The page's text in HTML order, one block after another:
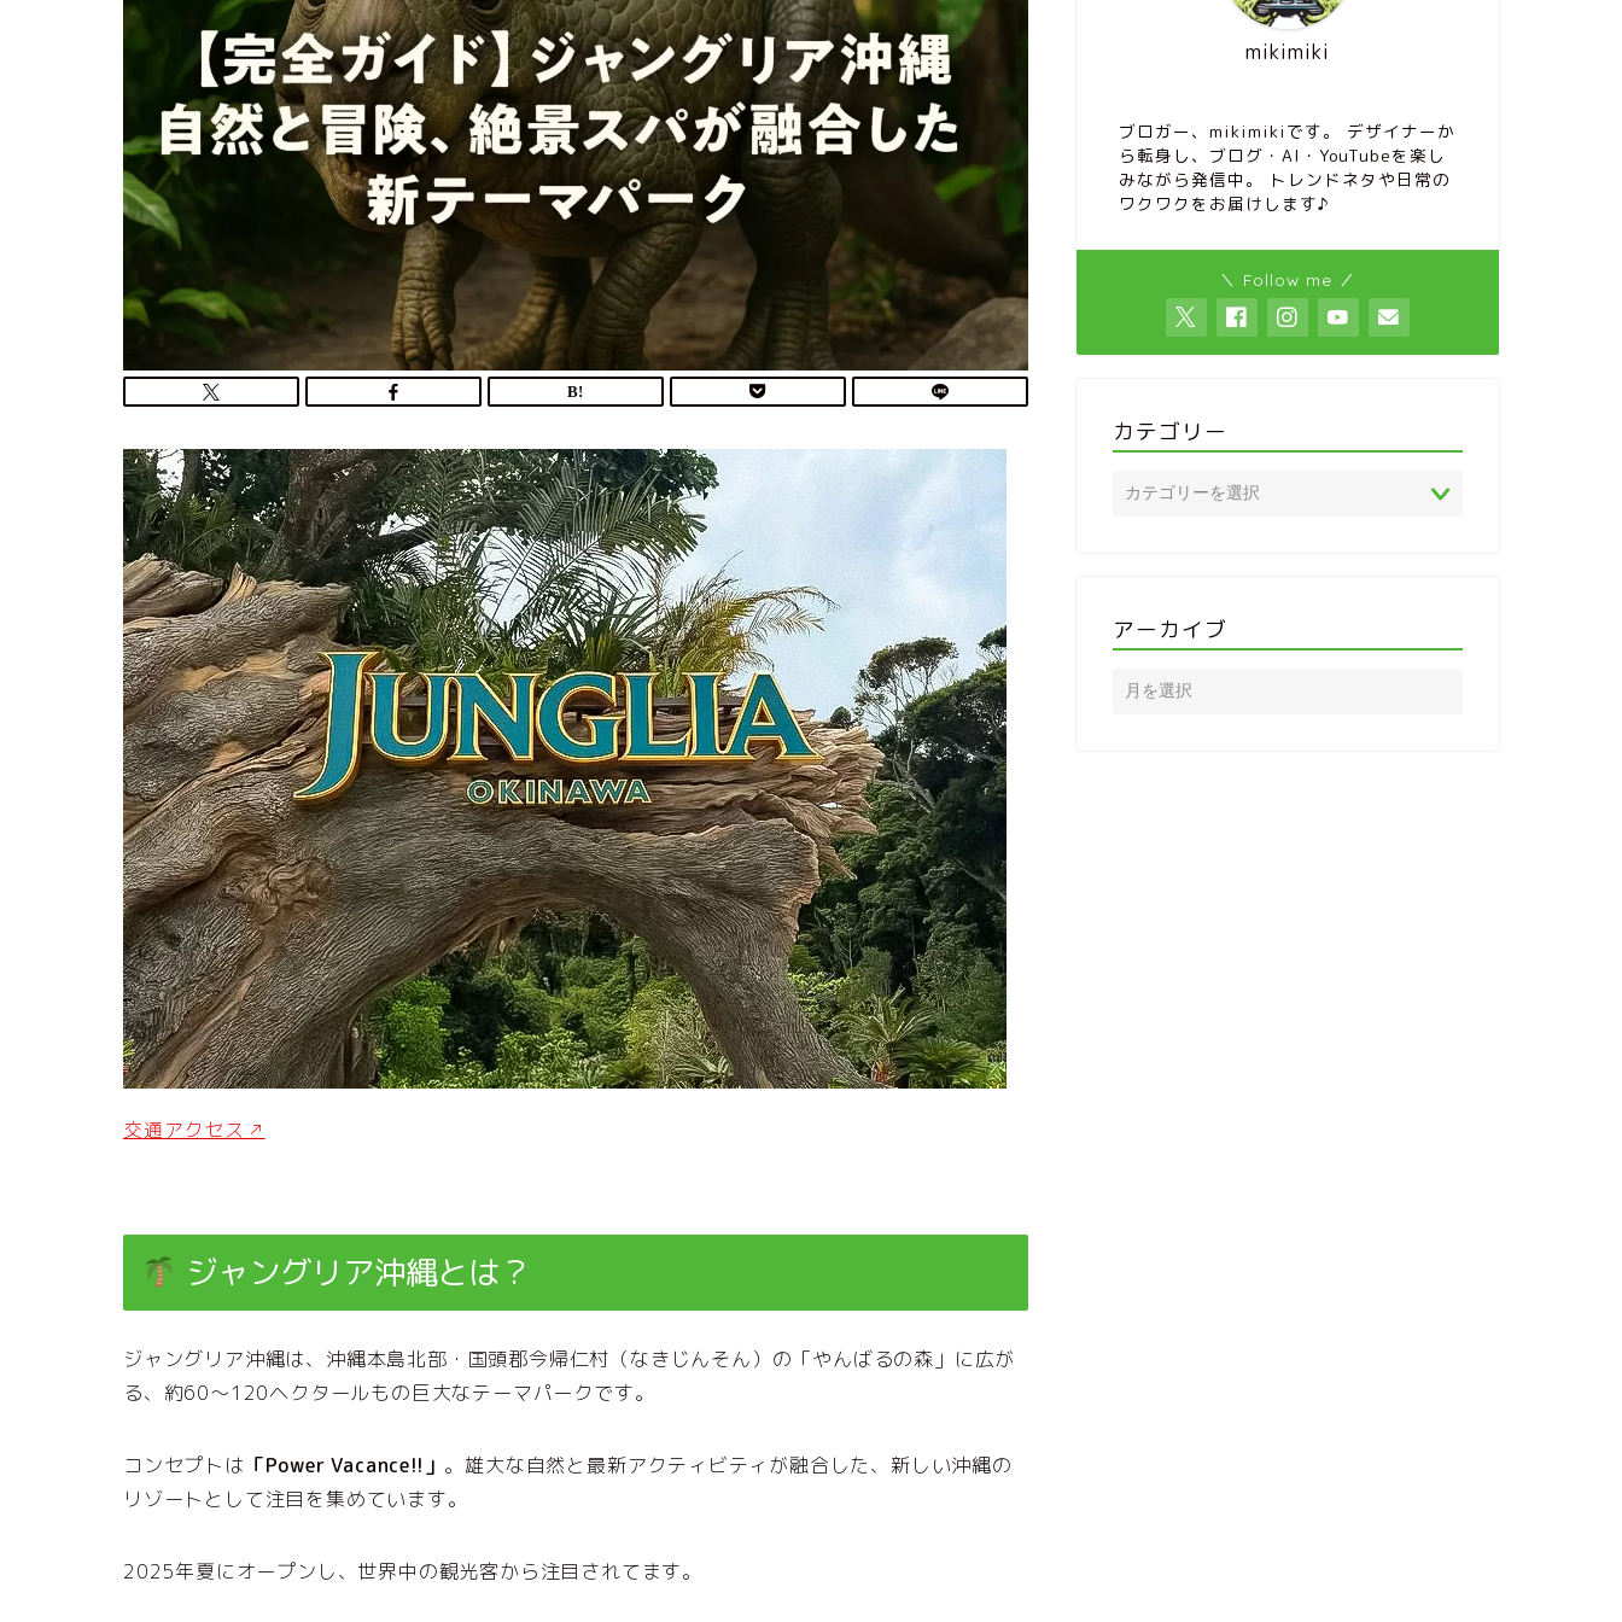
交通アクセス↗
ジャングリア沖縄とは？
ジャングリア沖縄は、沖縄本島北部・国頭郡今帰仁村（なきじんそん）の「やんばるの森」に広が
る、約60〜120ヘクタールもの巨大なテーマパークです。
コンセプトは 「Power Vacance!!」 。雄大な自然と最新アクティビティが融合した、新しい沖縄の
リゾートとして注目を集めています。
2025年夏にオープンし、世界中の観光客から注目されてます。
mikimiki
ブロガー、mikimikiです。 デザイナーか
ら転身し、ブログ・AI・YouTubeを楽し
みながら発信中。 トレンドネタや日常の
ワクワクをお届けします♪
＼ Follow me ／
カテゴリー
アーカイブ